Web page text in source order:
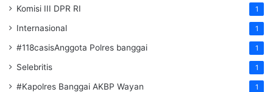
Komisi III DPR RI 1
Internasional 1
#118casisAnggota Polres banggai 1
Selebritis 1
#Kapolres Banggai AKBP Wayan 1